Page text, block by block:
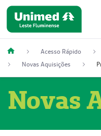
Acesso Rápido
Novas Aquisições
Novas